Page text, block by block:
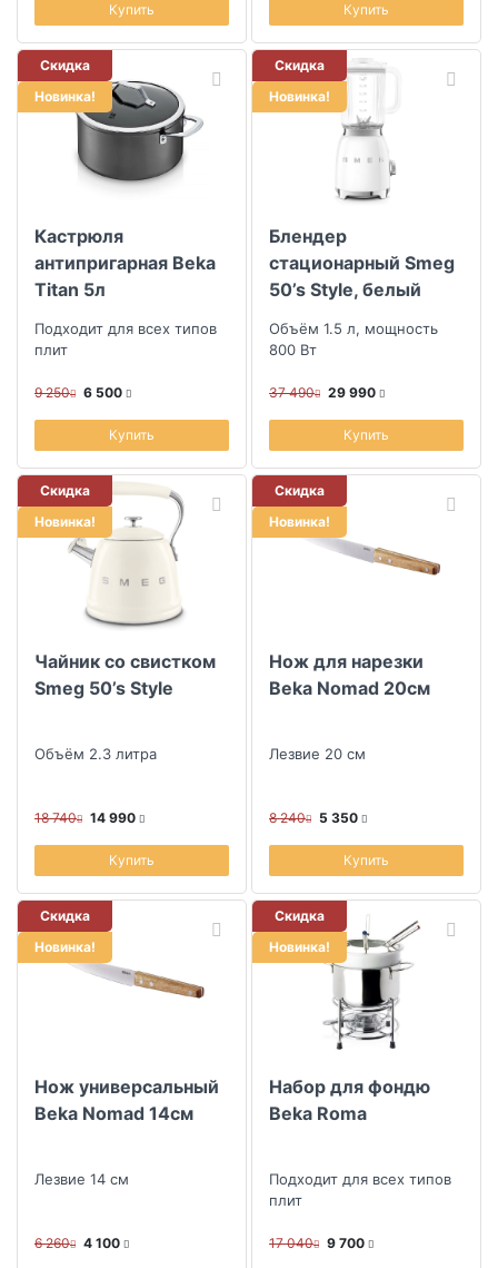
Купить Купить
Скидка
Новинка!
Кастрюля
антипригарная Beka
Titan 5л
Подходит для всех типов
плит
9 250 6 500
Купить
Скидка
Новинка!
Блендер
стационарный Smeg
50’s Style, белый
Объём 1.5 л, мощность
800 Вт
37 490 29 990
Купить
Скидка
Новинка!
Чайник со свистком
Smeg 50’s Style
Объём 2.3 литра
18 740 14 990
Купить
Скидка
Новинка!
Нож для нарезки
Beka Nomad 20см
Лезвие 20 см
8 240 5 350
Купить
Скидка
Новинка!
Нож универсальный
Beka Nomad 14см
Лезвие 14 см
6 260 4 100
Скидка
Новинка!
Набор для фондю
Beka Roma
Подходит для всех типов
плит
17 040 9 700